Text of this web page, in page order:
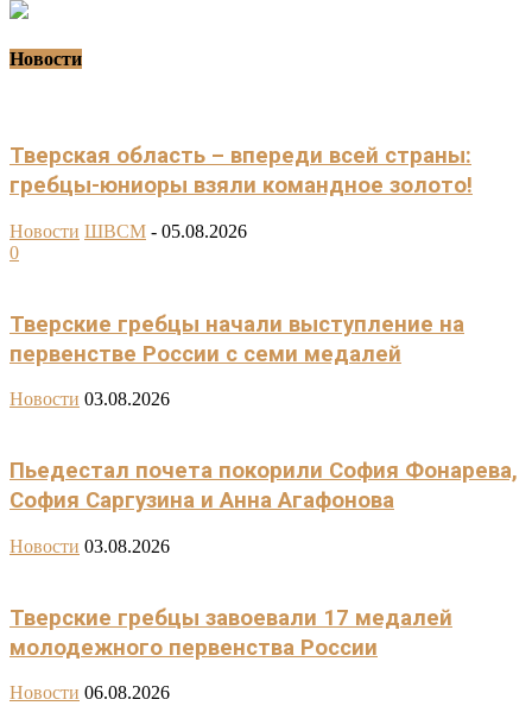
Новости
Тверская область – впереди всей страны:
гребцы-юниоры взяли командное золото!
Новости ШВСМ - 05.08.2026
0
Тверские гребцы начали выступление на
первенстве России с семи медалей
Новости 03.08.2026
Пьедестал почета покорили София Фонарева,
София Саргузина и Анна Агафонова
Новости 03.08.2026
Тверские гребцы завоевали 17 медалей
молодежного первенства России
Новости 06.08.2026